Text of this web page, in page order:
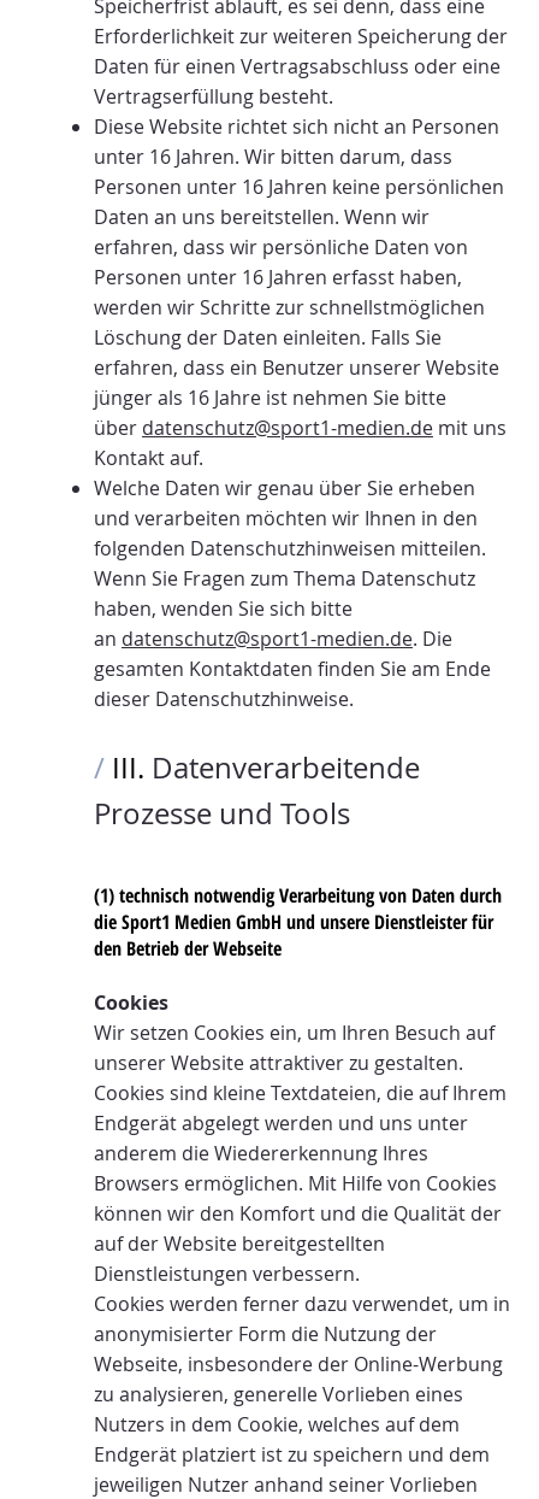
Speicherfrist abläuft, es sei denn, dass eine
Erforderlichkeit zur weiteren Speicherung der
Daten für einen Vertragsabschluss oder eine
Vertragserfüllung besteht.
Diese Website richtet sich nicht an Personen
unter 16 Jahren. Wir bitten darum, dass
Personen unter 16 Jahren keine persönlichen
Daten an uns bereitstellen. Wenn wir
erfahren, dass wir persönliche Daten von
Personen unter 16 Jahren erfasst haben,
werden wir Schritte zur schnellstmöglichen
Löschung der Daten einleiten. Falls Sie
erfahren, dass ein Benutzer unserer Website
jünger als 16 Jahre ist nehmen Sie bitte
über datenschutz@sport1-medien.demit uns
Kontakt auf.
Welche Daten wir genau über Sie erheben
und verarbeiten möchten wir Ihnen in den
folgenden Datenschutzhinweisen mitteilen.
Wenn Sie Fragen zum Thema Datenschutz
haben, wenden Sie sich bitte
an datenschutz@sport1-medien.de. Die
gesamten Kontaktdaten finden Sie am Ende
dieser Datenschutzhinweise.
/ III. Datenverarbeitende
Prozesse und Tools
(1) technisch notwendig Verarbeitung von Daten durch
die Sport1 Medien GmbH und unsere Dienstleister für
den Betrieb der Webseite
Cookies
Wir setzen Cookies ein, um Ihren Besuch auf
unserer Website attraktiver zu gestalten.
Cookies sind kleine Textdateien, die auf Ihrem
Endgerät abgelegt werden und uns unter
anderem die Wiedererkennung Ihres
Browsers ermöglichen. Mit Hilfe von Cookies
können wir den Komfort und die Qualität der
auf der Website bereitgestellten
Dienstleistungen verbessern.
Cookies werden ferner dazu verwendet, um in
anonymisierter Form die Nutzung der
Webseite, insbesondere der Online-Werbung
zu analysieren, generelle Vorlieben eines
Nutzers in dem Cookie, welches auf dem
Endgerät platziert ist zu speichern und dem
jeweiligen Nutzer anhand seiner Vorlieben